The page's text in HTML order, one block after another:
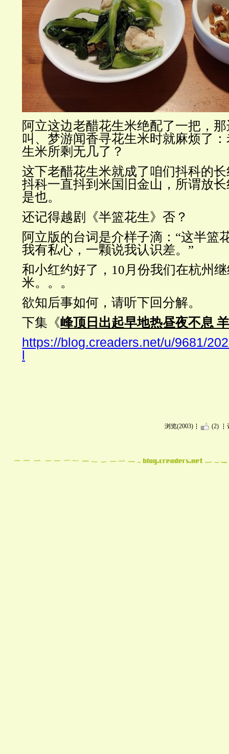
阿立这边老醋花生米绝配了一把，
叫、梦游闻香寻花生米时就麻烦了
生米所剩无几了？
这下老醋花生米就成了咱们抖科的
抖科一直抖到米国旧金山，所谓放
是也。
还记得越剧《半篮花生》否？
阿立版的台词是介样子滴： “这半篮
我有私心，一颗说我认识差。”
和小红约好了， 10月份我们在杭州
米。。。
欲知后事如何，请听下回分解。
下集《峰顶日出起早地热昼夜不息
https://blog.creaders.net/u/9681/
l
浏览(2003) (2)